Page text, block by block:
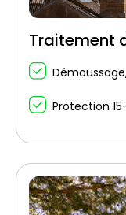
Traitement
Protection